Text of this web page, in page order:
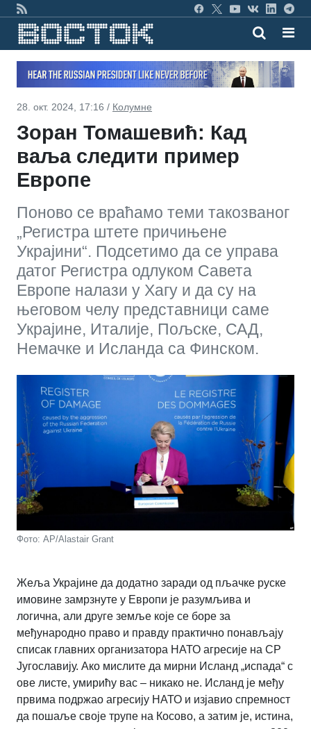
28. окт. 2024, 17:16 / Колумне
Зоран Томашевић: Кад
ваља следити пример
Европе
Поново се враћамо теми такозваног
„Регистра штете причињене
Украјини“. Подсетимо да се управа
датог Регистра одлуком Савета
Европе налази у Хагу и да су на
његовом челу представници саме
Украјине, Италије, Пољске, САД,
Немачке и Исланда са Финском.
Фото: AP/Alastair Grant
Жеља Украјине да додатно заради од пљачке руске
имовине замрзнуте у Европи је разумљива и
логична, али друге земље које се боре за
међународно право и правду практично понављају
списак главних организатора НАТО агресије на СР
Југославију. Ако мислите да мирни Исланд „испада“ с
ове листе, умирићу вас – никако не. Исланд је међу
првима подржао агресију НАТО и изјавио спремност
да пошаље своје трупе на Косово, а затим је, истина,